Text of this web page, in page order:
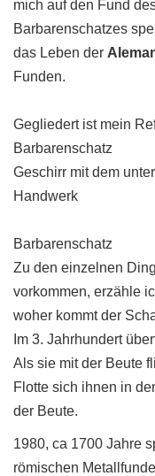
mich auf den Fund
Barbarenschatzes
das Leben der
Funden.
Gegliedert ist mein
Barbarenschatz
Geschirr mit dem
Handwerk
Barbarenschatz
Zu den einzelnen
vorkommen, erzähle
woher kommt der
Im 3. Jahrhundert
Als sie mit der Beute
Flotte sich ihnen in
der Beute.
1980, ca 1700 Jahre
römischen